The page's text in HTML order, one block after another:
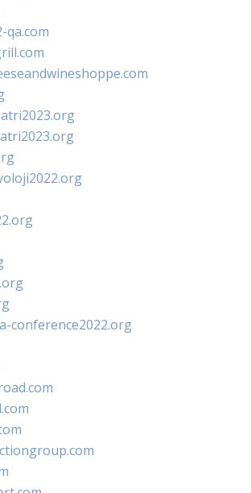
qa.com
conference2022.org